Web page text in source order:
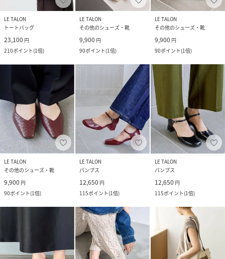
LE TALON
トートバッグ
23,100 円
210ポイント(1倍)
LE TALON
その他のシューズ・靴
9,900 円
90ポイント(1倍)
LE TALON
その他のシューズ・靴
9,900 円
90ポイント(1倍)
LE TALON
その他のシューズ・靴
9,900 円
90ポイント(1倍)
LE TALON
パンプス
12,650 円
115ポイント(1倍)
LE TALON
パンプス
12,650 円
115ポイント(1倍)